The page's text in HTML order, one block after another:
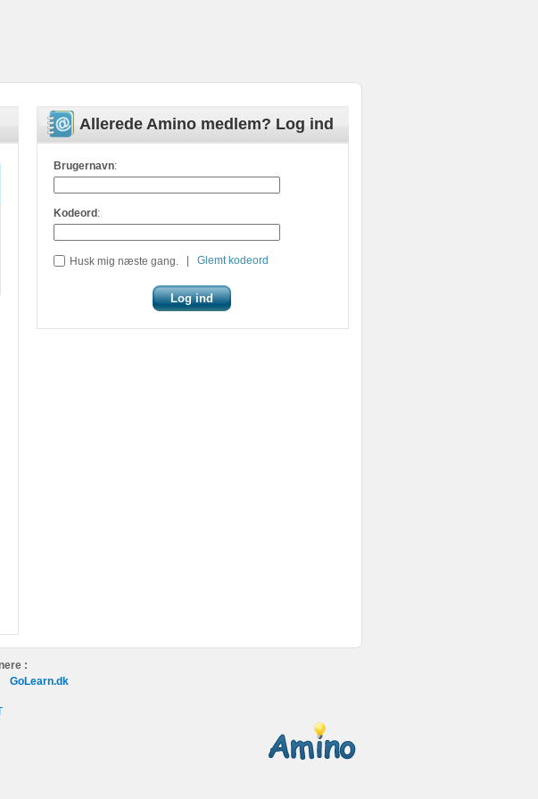
Allerede Amino medlem? Log ind
Brugernavn:
Kodeord :
Husk mig næste gang. Glemt kodeord
:
GoLearn.dk